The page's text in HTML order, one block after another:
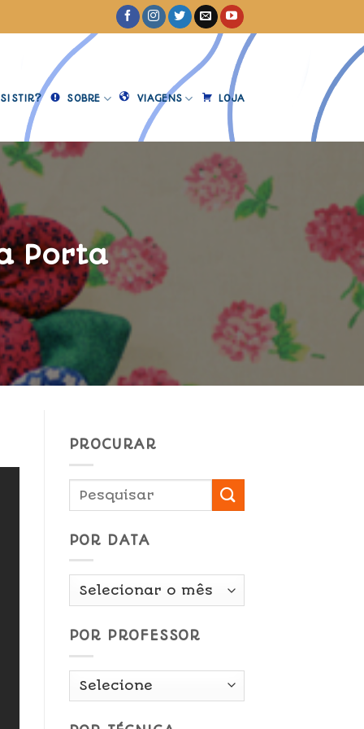
SOBRE VIAGENS LOJA
Porta
PROCURAR
POR DATA
Por
POR PROFESSOR